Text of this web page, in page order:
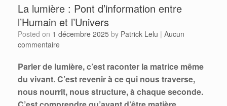
La lumière : Pont d’information entre
l’Humain et l’Univers
Posted on 1 décembre 2025 by Patrick Lelu | Aucun
commentaire
Parler de lumière, c’est raconter la matrice même
du vivant. C’est revenir à ce qui nous traverse,
nous nourrit, nous structure, à chaque seconde.